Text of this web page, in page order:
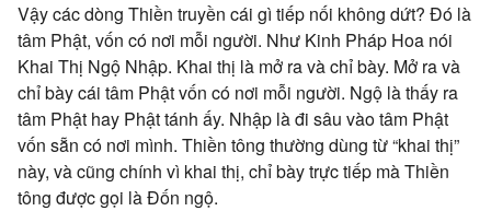
Vậy các dòng Thiền truyền cái gì tiếp nối không dứt? Đó là
tâm Phật, vốn có nơi mỗi người. Như Kinh Pháp Hoa nói
Khai Thị Ngộ Nhập. Khai thị là mở ra và chỉ bày. Mở ra và
chỉ bày cái tâm Phật vốn có nơi mỗi người. Ngộ là thấy ra
tâm Phật hay Phật tánh ấy. Nhập là đi sâu vào tâm Phật
vốn sẵn có nơi mình. Thiền tông thường dùng từ “khai thị”
này, và cũng chính vì khai thị, chỉ bày trực tiếp mà Thiền
tông được gọi là Đốn ngộ.